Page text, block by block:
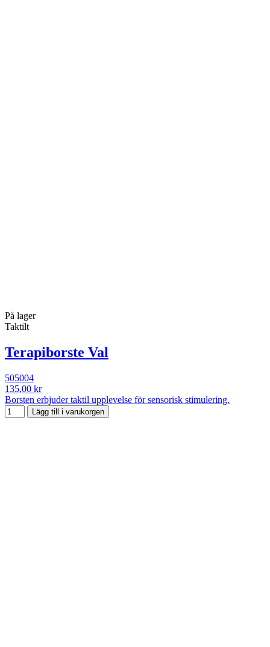
På lager
Taktilt
Terapiborste Val
505004
135,00 kr
Borsten erbjuder taktil upplevelse för sensorisk stimulering.
Lägg till i varukorgen